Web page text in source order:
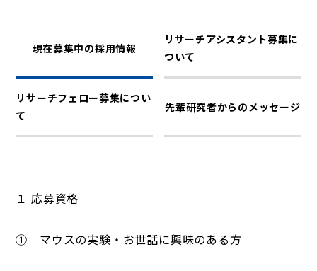
現在募集中の採用情報
リサーチアシスタント募集に
ついて
リサーチフェロー募集につい
て
先輩研究者からのメッセージ
１ 応募資格
① マウスの実験・お世話に興味のある方